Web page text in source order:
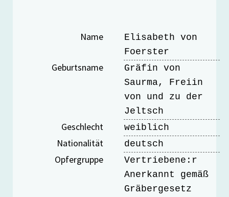
Name
Elisabeth von
Foerster
Geburtsname
Gräfin von
Saurma, Freiin
von und zu der
Jeltsch
Geschlecht weiblich
Nationalität deutsch
Opfergruppe
Vertriebene:r
Anerkannt gemäß
Gräbergesetz